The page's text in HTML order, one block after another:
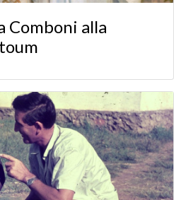
Comboni alla